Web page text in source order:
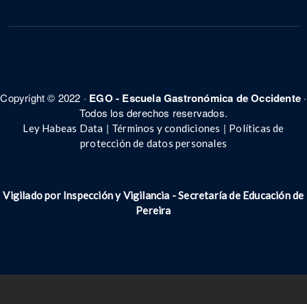
Copyright © 2022 · EGO - Escuela Gastronómica de Occidente ·
Todos los derechos reservados.
Ley Habeas Data | Términos y condiciones | Políticas de
protección de datos personales
Vigilado por Inspección y Vigilancia - Secretaría de Educación de
Pereira